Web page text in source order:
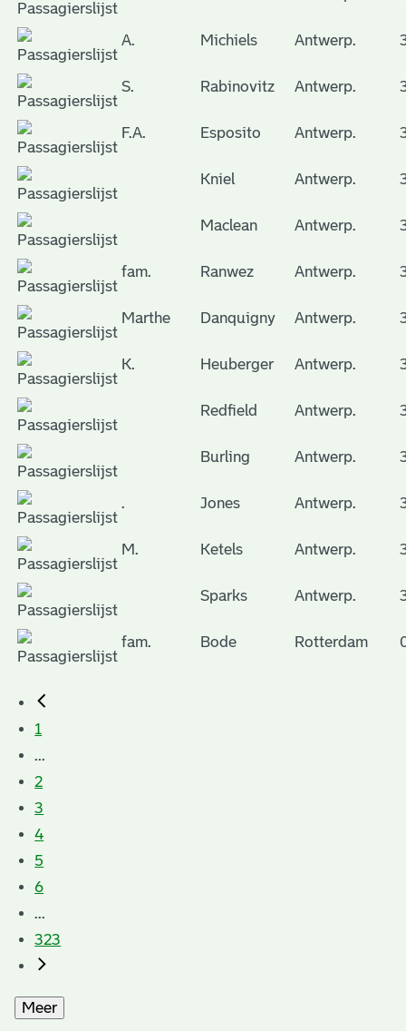
A. Michiels Antwerp.
S. Rabinovitz Antwerp.
F.A. Esposito Antwerp.
Kniel Antwerp.
Maclean Antwerp.
fam. Ranwez Antwerp.
Marthe Danquigny Antwerp.
K. Heuberger Antwerp.
Redfield Antwerp.
Burling Antwerp.
. Jones Antwerp.
M. Ketels Antwerp.
Sparks Antwerp.
fam. Bode Rotterdam
1
...
2
3
4
5
6
...
323
Meer